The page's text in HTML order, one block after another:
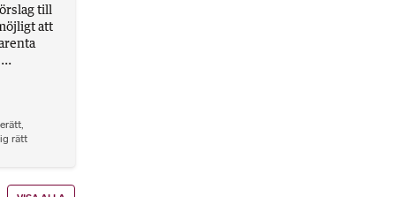
till
att
rätt